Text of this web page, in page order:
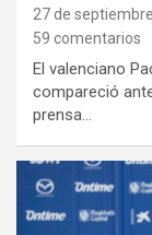
27 de
59 comentarios
El valenciano
compareció
prensa…